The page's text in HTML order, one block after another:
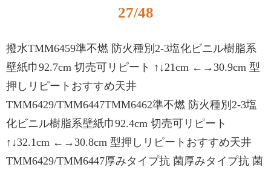
27/48
撥水TMM6459準不燃 防火種別2-3塩化ビニル樹脂系
壁紙巾92.7cm 切売可リピート ↑↓21cm ←→30.9cm 型
押しリピートおすすめ天井
TMM6429/TMM6447TMM6462準不燃 防火種別2-3塩
化ビニル樹脂系壁紙巾92.4cm 切売可リピート
↑↓32.1cm ←→30.8cm 型押しリピートおすすめ天井
TMM6429/TMM6447厚みタイプ抗 菌厚みタイプ抗 菌